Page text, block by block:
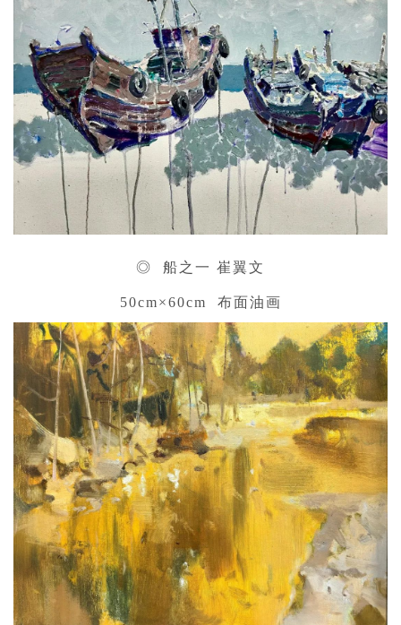
◎ 船之一 崔翼文
50cm×60cm 布面油画